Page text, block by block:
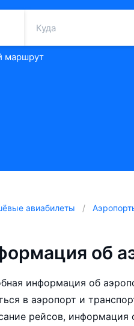
маршрут
авиабилеты
об
информация об
в аэропорт и
рейсов, информация